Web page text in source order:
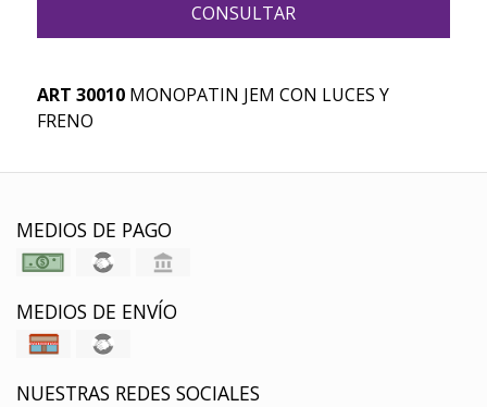
CONSULTAR
ART 30010MONOPATIN JEM CON LUCES Y
FRENO
MEDIOS DE PAGO
MEDIOS DE ENVÍO
NUESTRAS REDES SOCIALES